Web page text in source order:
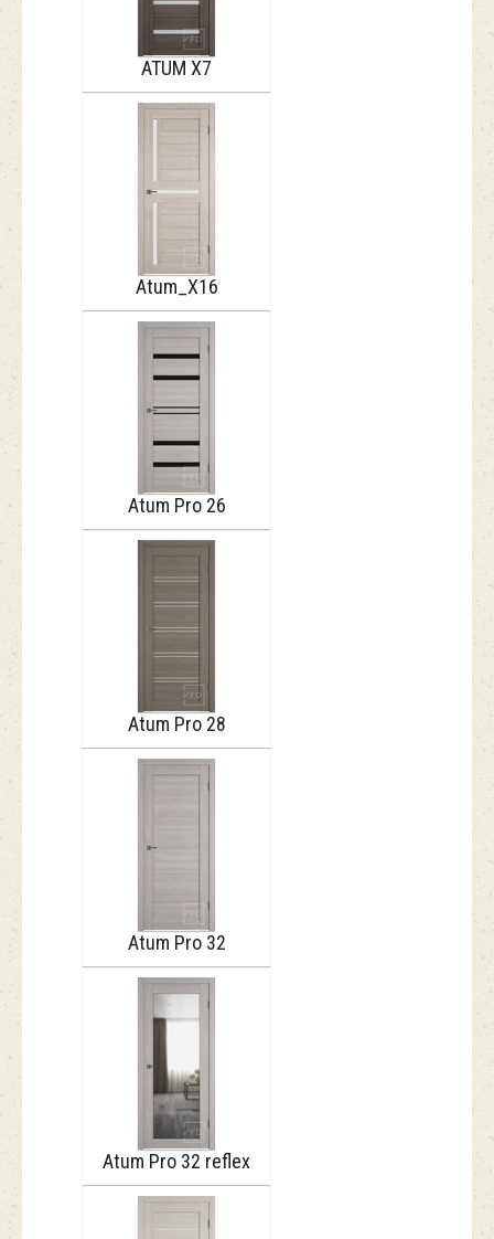
ATUM Х7
Atum_Х16
Atum Pro 26
Atum Pro 28
Atum Pro 32
Atum Pro 32 reflex